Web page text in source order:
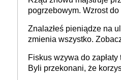
pogrzebowym. Wzrost do
Znalazłeś pieniądze na
zmienia wszystko.
Fiskus wzywa do
Byli przekonani, że